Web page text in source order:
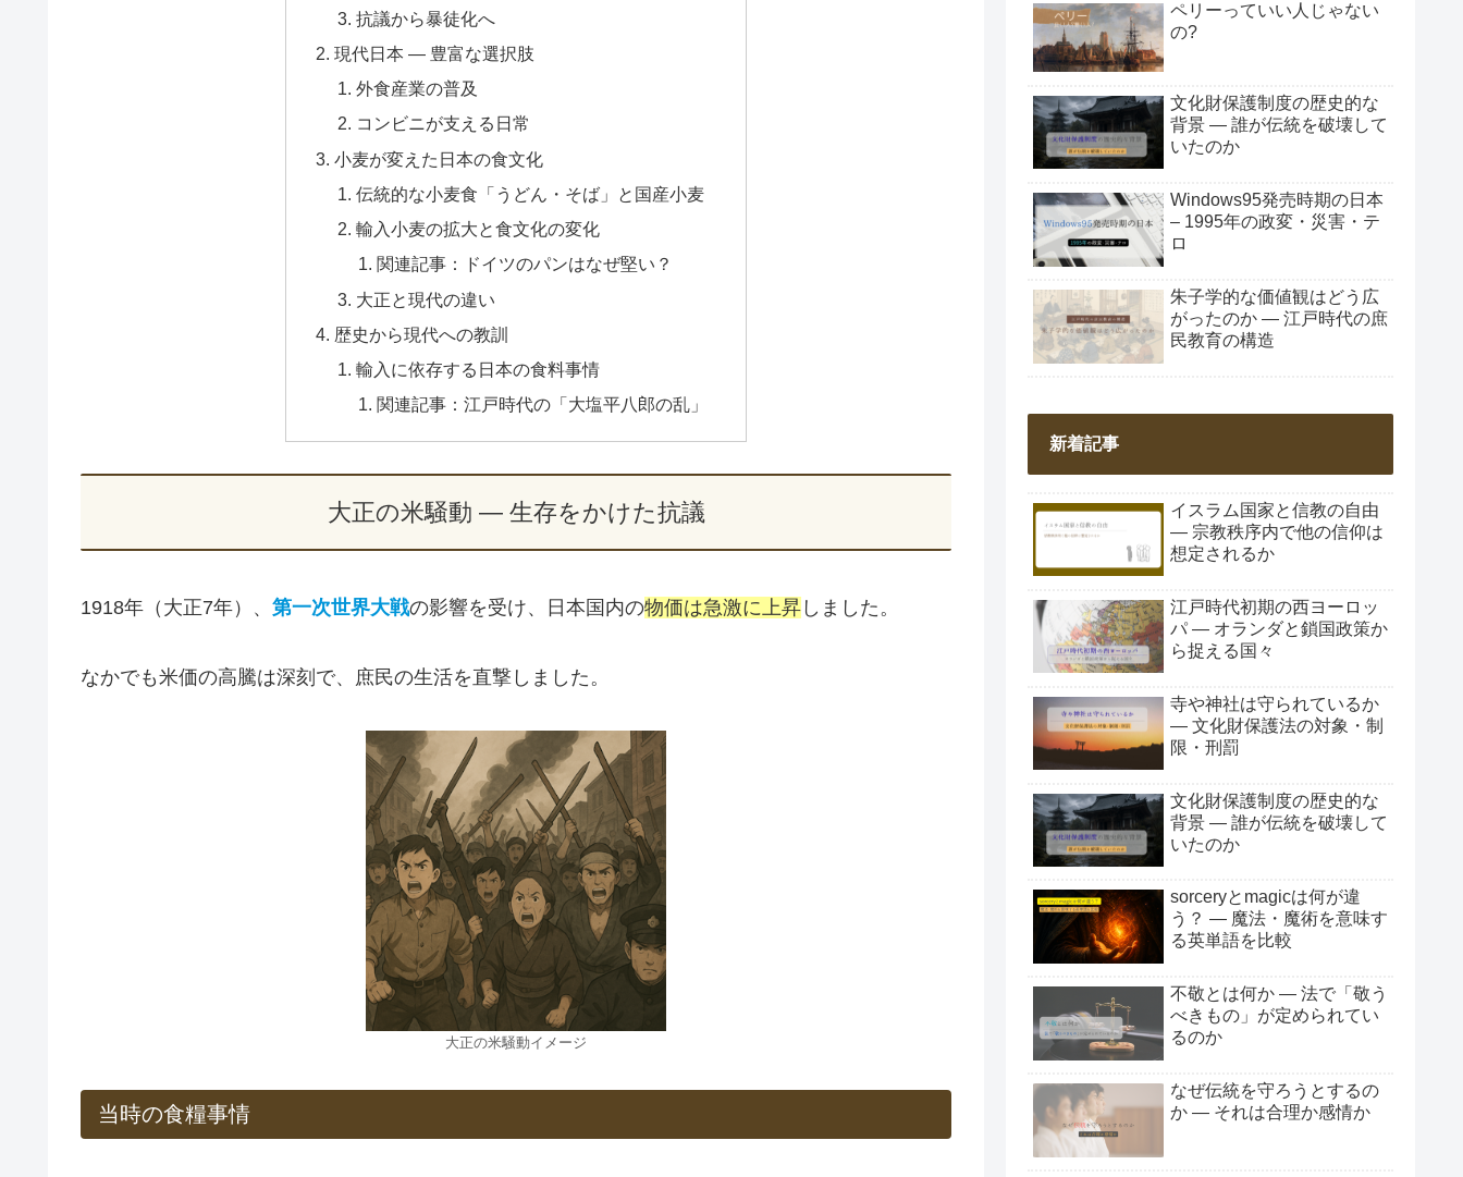
抗議から暴徒化へ
現代日本 ― 豊富な選択肢
外食産業の普及
コンビニが支える日常
小麦が変えた日本の食文化
伝統的な小麦食「うどん・そば」と国産小麦
輸入小麦の拡大と食文化の変化
関連記事：ドイツのパンはなぜ堅い？
大正と現代の違い
歴史から現代への教訓
輸入に依存する日本の食料事情
関連記事：江戸時代の「大塩平八郎の乱」
大正の米騒動 ― 生存をかけた抗議
1918年（大正7年）、 第一次世界大戦の影響を受け、日本国内の物価は急激に上昇 しました。
なかでも米価の高騰は深刻で、庶民の生活を直撃しました。
大正の米騒動イメージ
当時の食糧事情
ペリーっていい人じゃない
の?
文化財保護制度の歴史的な
背景 ― 誰が伝統を破壊して
いたのか
Windows95発売時期の日本
– 1995年の政変・災害・テ
ロ
朱子学的な価値観はどう広
がったのか ― 江戸時代の庶
民教育の構造
新着記事
イスラム国家と信教の自由
― 宗教秩序内で他の信仰は
想定されるか
江戸時代初期の西ヨーロッ
パ ― オランダと鎖国政策か
ら捉える国々
寺や神社は守られているか
― 文化財保護法の対象・制
限・刑罰
文化財保護制度の歴史的な
背景 ― 誰が伝統を破壊して
いたのか
sorceryとmagicは何が違
う？ ― 魔法・魔術を意味す
る英単語を比較
不敬とは何か ― 法で「敬う
べきもの」が定められてい
るのか
なぜ伝統を守ろうとするの
か ― それは合理か感情か